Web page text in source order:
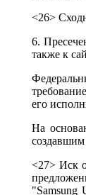
<26>
6.
также к
его
На
создавшим
<27> Иск
"Samsung